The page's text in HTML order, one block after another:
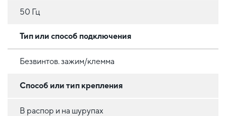
50 Гц
Тип или способ подключения
Безвинтов. зажим/клемма
Способ или тип крепления
В распор и на шурупах